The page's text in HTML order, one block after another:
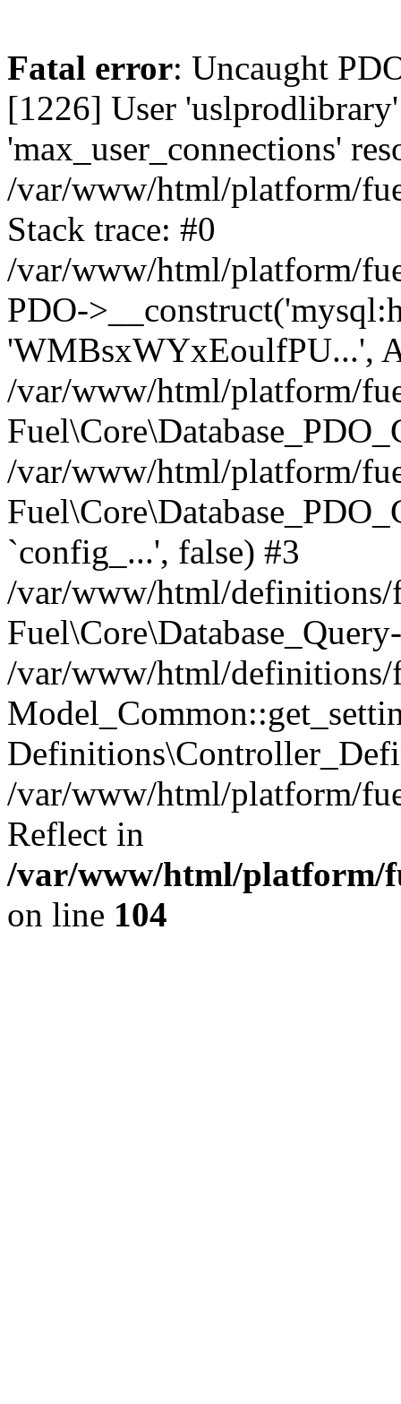
Fatal error: Uncaught
[1226] User 'uslprodlibrary'
'max_user_connections'
/var/www/html/platform/
Stack trace: #0
/var/www/html/platform/
PDO-
'WMBsxWYxEoulfPU...',
/var/www/html/platform/
/var/www/html/platform/
`config_...', false) #3
/var/www/html/definitions/
/var/www/html/definitions/
/var/www/html/platform/
Reflect in
/var/www/html/platform/
on line 104